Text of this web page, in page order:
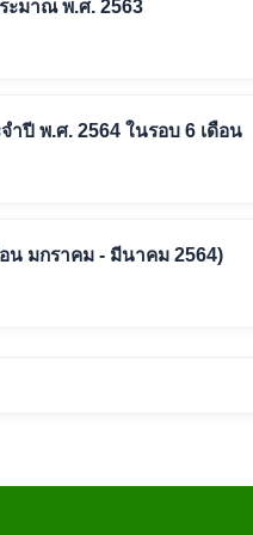
ะมาณ พ.ศ. 2563
ำปี พ.ศ. 2564 ในรอบ 6 เดือน
น มกราคม - มีนาคม 2564)